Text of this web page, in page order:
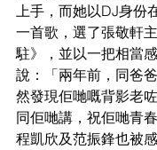
上手，而她以DJ身份
一首歌，選了張敬軒
駐》，並以一把相當
說：「兩年前，同爸
然發現佢哋嘅背影老
同佢哋講，祝佢哋青
程凱欣及范振鋒也被